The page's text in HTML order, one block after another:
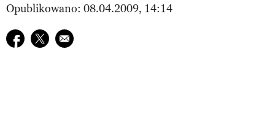
Opublikowano: 08.04.2009, 14:14
Udostępnij na facebook
Udostępnij na twitter
E-mail do przyjaciela